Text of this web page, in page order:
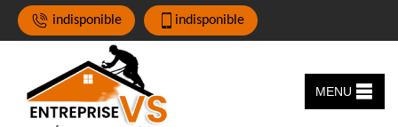
indisponible indisponible
MENU